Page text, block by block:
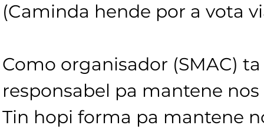
(Caminda hende por a vota
Como organisador (SMAC)
responsabel pa mantene
Tin hopi forma pa mantene